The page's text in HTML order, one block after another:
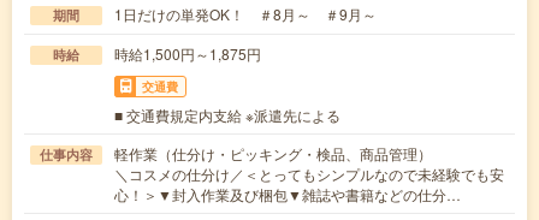
期間 1日だけの単発OK！ ＃8月～ ＃9月～
時給 時給1,500円～1,875円
交通費
■ 交通費規定内支給 ※派遣先による
仕事内容
軽作業（仕分け・ピッキング・検品、商品管理）
＼コスメの仕分け／＜とってもシンプルなので未経験でも安
心！＞▼封入作業及び梱包▼雑誌や書籍などの仕分…